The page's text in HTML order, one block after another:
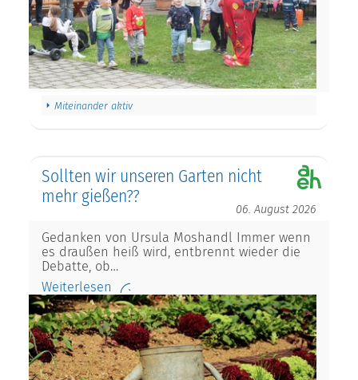
Miteinander aktiv
Sollten wir unseren Garten nicht
mehr gießen??
06. August 2026
Gedanken von Ursula Moshandl Immer wenn
es draußen heiß wird, entbrennt wieder die
Debatte, ob…
Weiterlesen